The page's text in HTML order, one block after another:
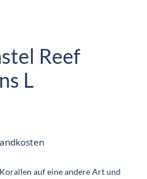
Reef
L
auf eine andere Art und